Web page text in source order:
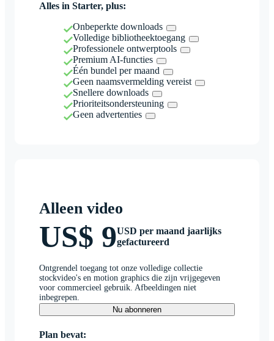
Alles in Starter, plus:
Onbeperkte downloads
Volledige bibliotheektoegang
Professionele ontwerptools
Premium AI-functies
Één bundel per maand
Geen naamsvermelding vereist
Snellere downloads
Prioriteitsondersteuning
Geen advertenties
Alleen video
US$ 9USD per maand jaarlijks
gefactureerd
Ontgrendel toegang tot onze volledige collectie
stockvideo's en motion graphics die zijn vrijgegeven
voor commercieel gebruik. Afbeeldingen niet
inbegrepen.
Nu abonneren
Plan bevat: